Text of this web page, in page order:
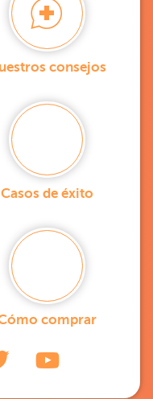
consejos
Casos de éxito
comprar